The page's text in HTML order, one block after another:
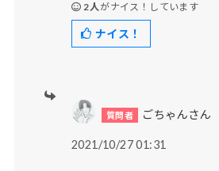
2人がナイス！しています
ナイス！
ごちゃんさん
2021/10/27 01:31